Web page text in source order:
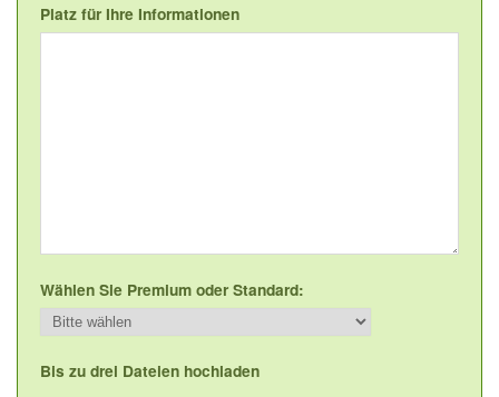
Platz für Ihre Informationen
Wählen Sie Premium oder Standard:
Bis zu drei Dateien hochladen